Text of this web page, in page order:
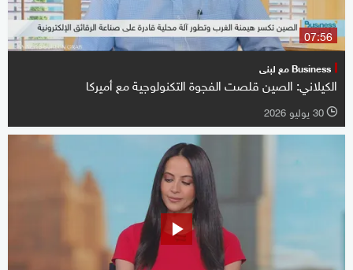
07:56
Business مع لبنى
الكيلاني: الصين قلصت الفجوة التكنولوجية مع أميركا
l 30 يوليو 2026